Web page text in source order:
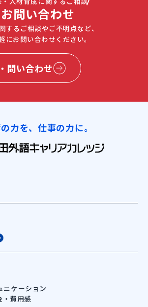
お問い合わせ
するご相談やご不明点など、
にお問い合わせください。
問い合わせ
力を、仕事の力に。
ニケーション
・費用感